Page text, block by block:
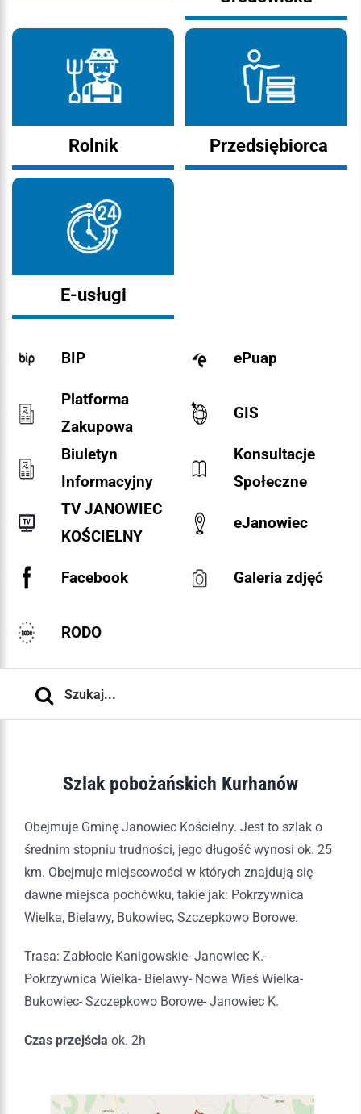
Rolnik Przedsiębiorca
E-usługi
BIP ePuap
Platforma
Zakupowa
GIS
Biuletyn
Informacyjny
Konsultacje
Społeczne
TV JANOWIEC
KOŚCIELNY
eJanowiec
Facebook Galeria zdjęć
RODO
Szlak pobożańskich Kurhanów
Obejmuje Gminę Janowiec Kościelny. Jest to szlak o
średnim stopniu trudności, jego długość wynosi ok. 25
km. Obejmuje miejscowości w których znajdują się
dawne miejsca pochówku, takie jak: Pokrzywnica
Wielka, Bielawy, Bukowiec, Szczepkowo Borowe.
Trasa: Zabłocie Kanigowskie- Janowiec K.-
Pokrzywnica Wielka- Bielawy- Nowa Wieś Wielka-
Bukowiec- Szczepkowo Borowe- Janowiec K.
Czas przejścia ok. 2h